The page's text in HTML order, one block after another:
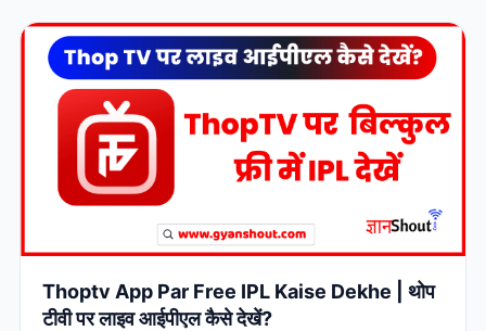
Thoptv App Par Free IPL Kaise Dekhe | थोप
टीवी पर लाइव आईपीएल कैसे देखें?